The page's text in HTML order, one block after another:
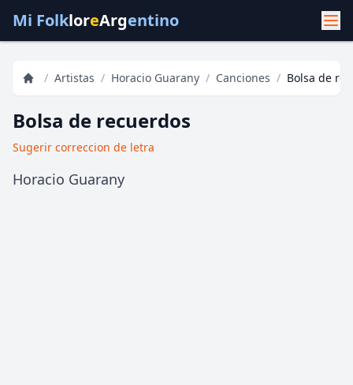
Mi FolkloreArgentino
/ Artistas / Horacio Guarany / Canciones / Bolsa de
Bolsa de recuerdos
Sugerir correccion de letra
Horacio Guarany